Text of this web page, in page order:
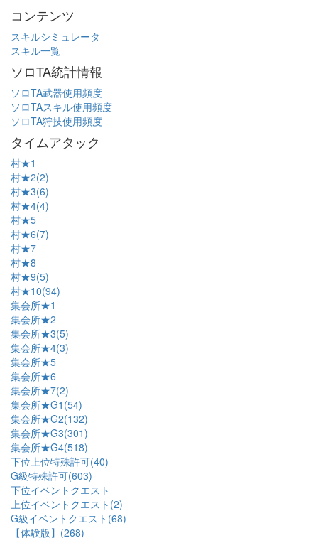
コンテンツ
スキルシミュレータ
スキル一覧
ソロTA統計情報
ソロTA武器使用頻度
ソロTAスキル使用頻度
ソロTA狩技使用頻度
タイムアタック
村★1
村★2(2)
村★3(6)
村★4(4)
村★5
村★6(7)
村★7
村★8
村★9(5)
村★10(94)
集会所★1
集会所★2
集会所★3(5)
集会所★4(3)
集会所★5
集会所★6
集会所★7(2)
集会所★G1(54)
集会所★G2(132)
集会所★G3(301)
集会所★G4(518)
下位上位特殊許可(40)
G級特殊許可(603)
下位イベントクエスト
上位イベントクエスト(2)
G級イベントクエスト(68)
【体験版】(268)